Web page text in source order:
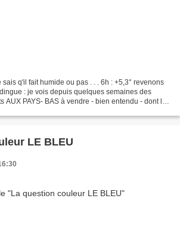
q'il fait humide ou pas . . . 6h : +5,3° revenons
: je vois depuis quelques semaines des
AUX PAYS- BAS à vendre - bien entendu - dont les
LE BLEU